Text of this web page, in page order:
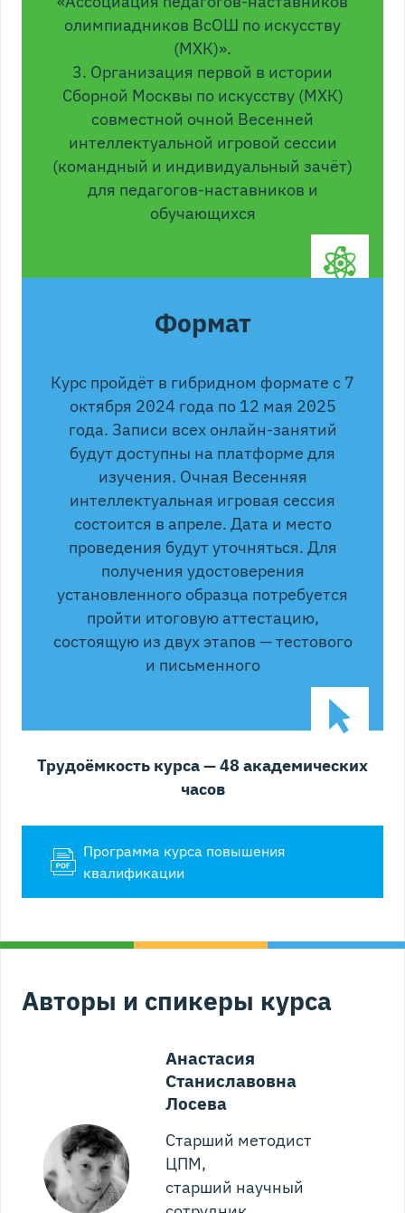
олимпиадников ВсОШ по искусству
(МХК)».
3. Организация первой в истории
Сборной Москвы по искусству (МХК)
совместной очной Весенней
интеллектуальной игровой сессии
(командный и индивидуальный зачёт)
для педагогов-наставников и
обучающихся
Формат
Курс пройдёт в гибридном формате с 7
октября 2024 года по 12 мая 2025
года. Записи всех онлайн-занятий
будут доступны на платформе для
изучения. Очная Весенняя
интеллектуальная игровая сессия
состоится в апреле. Дата и место
проведения будут уточняться. Для
получения удостоверения
установленного образца потребуется
пройти итоговую аттестацию,
состоящую из двух этапов — тестового
и письменного
Трудоёмкость курса — 48 академических
часов
Программа курса повышения
квалификации
Авторы и спикеры курса
Анастасия
Станиславовна
Лосева
Старший методист
ЦПМ,
старший научный